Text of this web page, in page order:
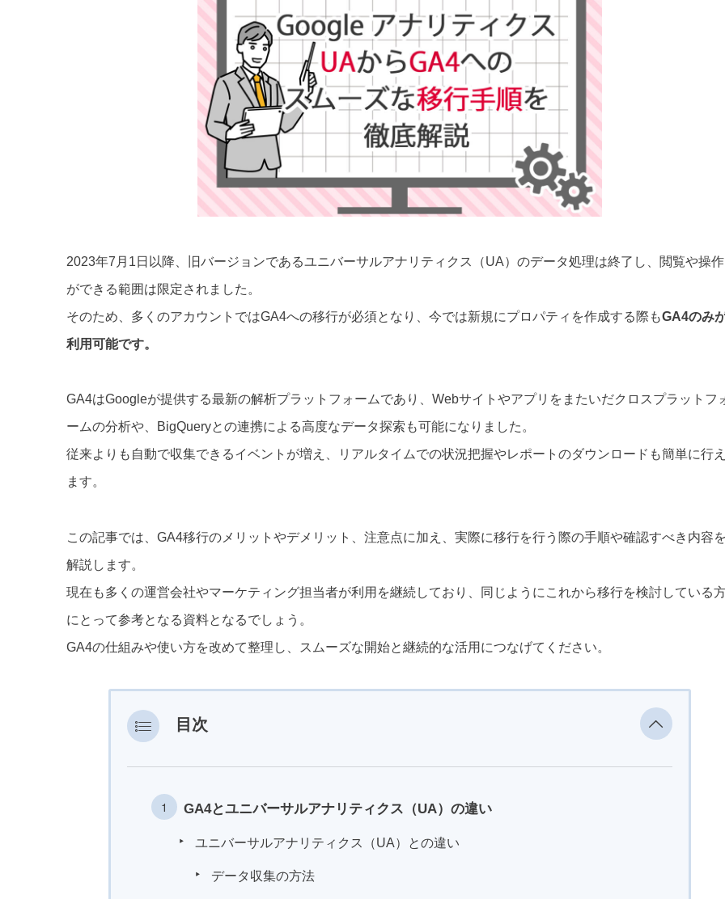
2023年7月1日以降、旧バージョンであるユニバーサルアナリティクス（UA）のデータ処理は終了し、閲覧や操作
ができる範囲は限定されました。
そのため、多くのアカウントではGA4への移行が必須となり、今では新規にプロパティを作成する際もGA4のみ
利用可能です。
GA4はGoogleが提供する最新の解析プラットフォームであり、Webサイトやアプリをまたいだクロスプラットフ
ームの分析や、BigQueryとの連携による高度なデータ探索も可能になりました。
従来よりも自動で収集できるイベントが増え、リアルタイムでの状況把握やレポートのダウンロードも簡単に行
ます。
この記事では、GA4移行のメリットやデメリット、注意点に加え、実際に移行を行う際の手順や確認すべき内容
解説します。
現在も多くの運営会社やマーケティング担当者が利用を継続しており、同じようにこれから移行を検討している
にとって参考となる資料となるでしょう。
GA4の仕組みや使い方を改めて整理し、スムーズな開始と継続的な活用につなげてください。
目次
GA4とユニバーサルアナリティクス（UA）の違い
ユニバーサルアナリティクス（UA）との違い
データ収集の方法